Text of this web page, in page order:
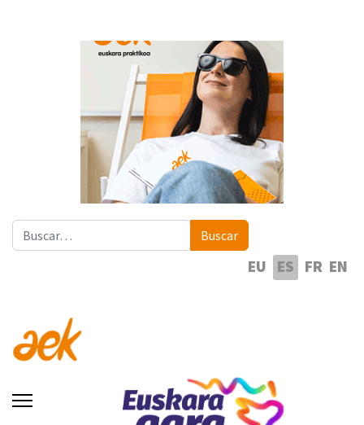
Buscar Buscar
EU ES FR EN